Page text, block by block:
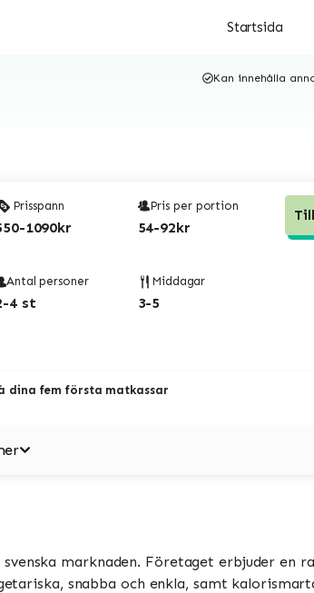
Startsida
Kan innehålla
Prisspann
1090kr
Pris per portion
54-92kr
Antal personer
4 st
Middagar
3-5
Till
dina fem första matkassar
marknaden. Företaget erbjuder en
snabba och enkla, samt